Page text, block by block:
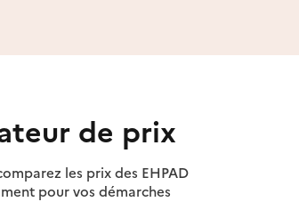
de prix
les prix des EHPAD
pour vos démarches